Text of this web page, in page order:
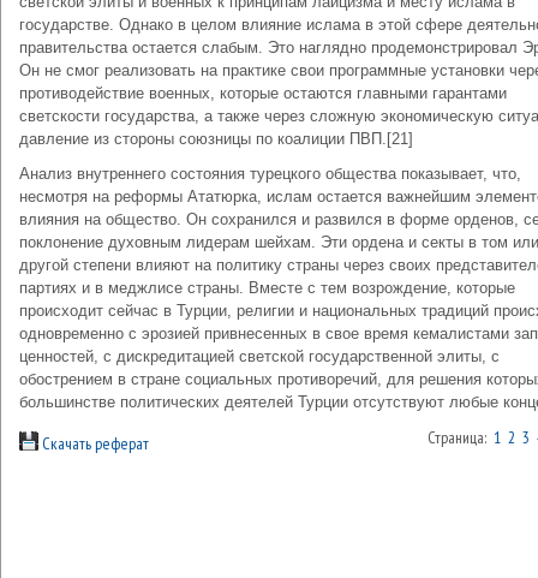
государстве. Однако в целом влияние ислама в этой сфере
правительства остается слабым. Это наглядно продемонстрировал
Он не смог реализовать на практике свои программные установки
противодействие военных, которые остаются главными гарантами
светскости государства, а также через сложную экономическую
давление из стороны союзницы по коалиции ПВП.[21]
Анализ внутреннего состояния турецкого общества показывает, что,
несмотря на реформы Ататюрка, ислам остается важнейшим
влияния на общество. Он сохранился и развился в форме орденов,
поклонение духовным лидерам шейхам. Эти ордена и секты в том или
другой степени влияют на политику страны через своих
партиях и в меджлисе страны. Вместе с тем возрождение, которые
происходит сейчас в Турции, религии и национальных традиций
одновременно с эрозией привнесенных в свое время кемалистами
ценностей, с дискредитацией светской государственной элиты, с
обострением в стране социальных противоречий, для решения
большинстве политических деятелей Турции отсутствуют любые
Скачать реферат Страница: 1 2 3